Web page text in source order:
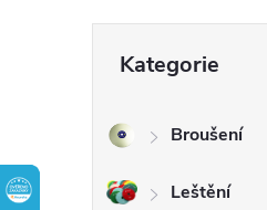
s
kategorie
Kategorie
Broušení
Leštění